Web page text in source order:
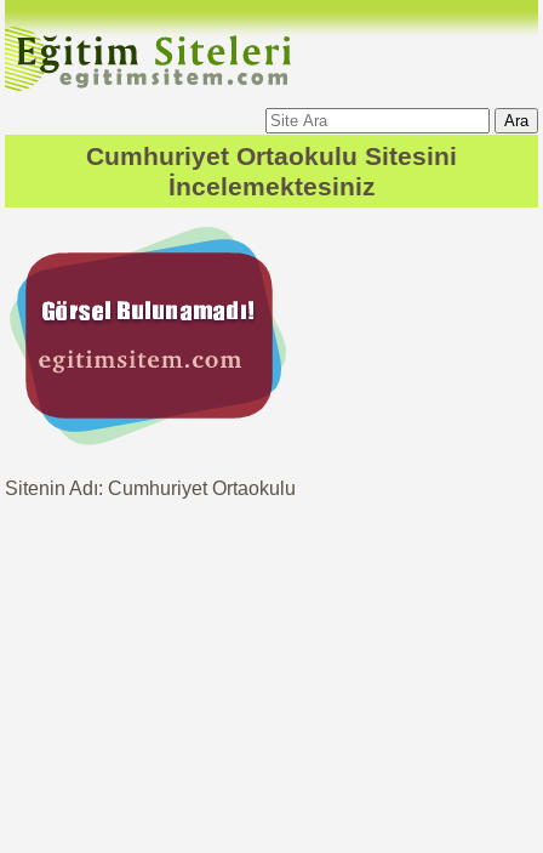
Ara
Cumhuriyet Ortaokulu Sitesini
İncelemektesiniz
Sitenin Adı: Cumhuriyet Ortaokulu